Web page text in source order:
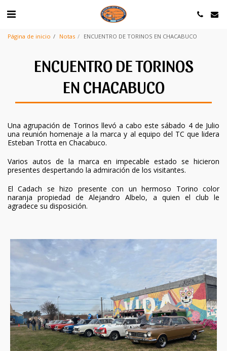
Página de inicio Notas ENCUENTRO DE TORINOS EN CHACABUCO
ENCUENTRO DE TORINOS
EN CHACABUCO
Una agrupación de Torinos llevó a cabo este sábado 4 de Julio
una reunión homenaje a la marca y al equipo del TC que lidera
Esteban Trotta en Chacabuco.
Varios autos de la marca en impecable estado se hicieron
presentes despertando la admiración de los visitantes.
El Cadach se hizo presente con un hermoso Torino color
naranja propiedad de Alejandro Albelo, a quien el club le
agradece su disposición.